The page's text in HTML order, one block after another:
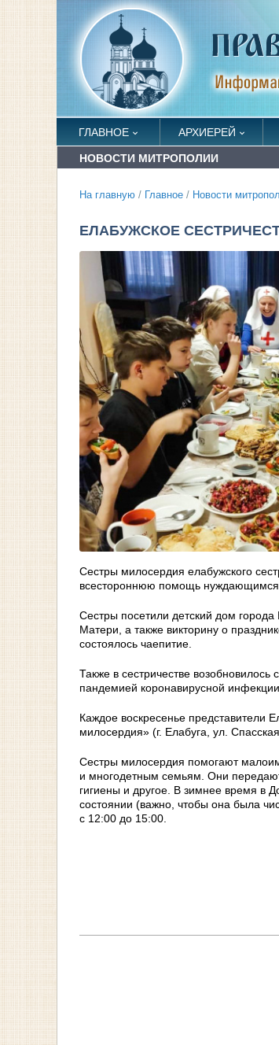
ГЛАВНОЕ АРХИЕРЕЙ
НОВОСТИ МИТРОПОЛИИ
На главную / Главное / Новости
ЕЛАБУЖСКОЕ
Сестры милосердия елабужского
всестороннюю помощь
Сестры посетили детский дом
Матери, а также викторину о
состоялось чаепитие.
Также в сестричестве
пандемией коронавирусной
Каждое воскресенье представители
милосердия» (г. Елабуга, ул.
Сестры милосердия помогают
и многодетным семьям. Они
гигиены и другое. В зимнее время в
состоянии (важно, чтобы она была
с 12:00 до 15:00.